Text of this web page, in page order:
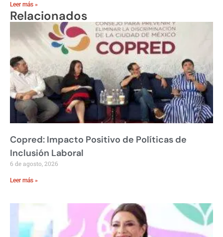
Leer más »
Relacionados
Copred: Impacto Positivo de Políticas de
Inclusión Laboral
6 de agosto, 2026
Leer más »